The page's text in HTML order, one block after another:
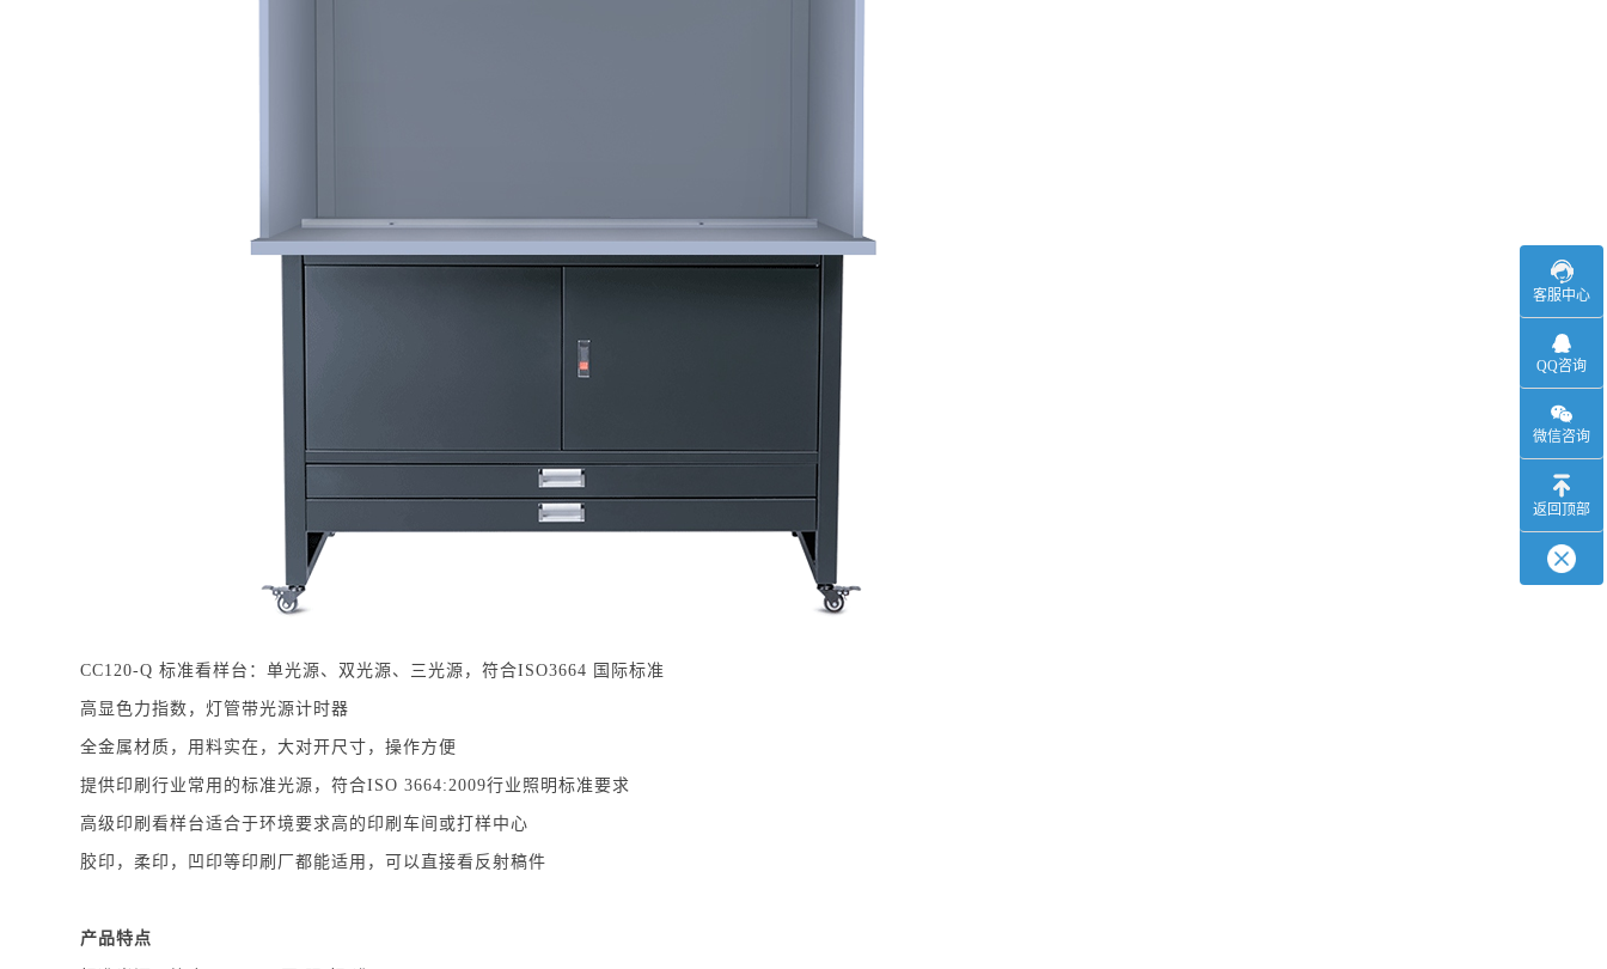
CC120-Q 标准看样台：单光源、双光源、三光源，符合ISO3664 国际标准
高显色力指数，灯管带光源计时器
全金属材质，用料实在，大对开尺寸，操作方便
提供印刷行业常用的标准光源，符合ISO 3664:2009行业照明标准要求
高级印刷看样台适合于环境要求高的印刷车间或打样中心
胶印，柔印，凹印等印刷厂都能适用，可以直接看反射稿件
产品特点
客服中心
QQ咨询
微信咨询
返回顶部